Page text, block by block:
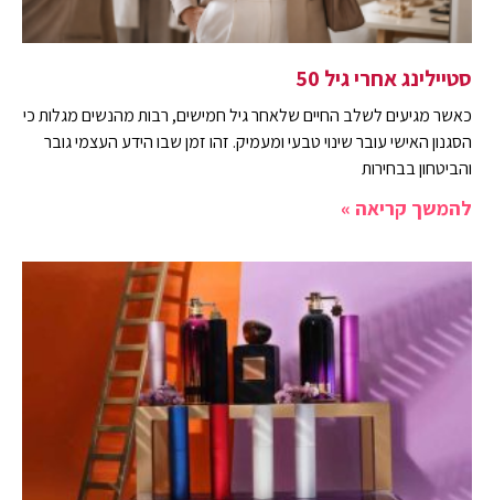
סטיילינג אחרי גיל 50
כאשר מגיעים לשלב החיים שלאחר גיל חמישים, רבות מהנשים מגלות כי
הסגנון האישי עובר שינוי טבעי ומעמיק. זהו זמן שבו הידע העצמי גובר
והביטחון בבחירות
להמשך קריאה »